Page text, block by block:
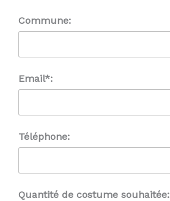
Commune:
Email*:
Téléphone:
Quantité de costume souhaitée: